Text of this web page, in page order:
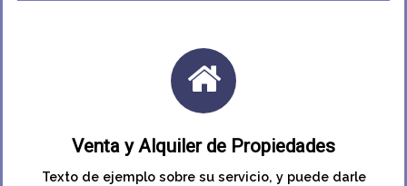
Venta y Alquiler de Propiedades
Texto de ejemplo sobre su servicio, y puede darle